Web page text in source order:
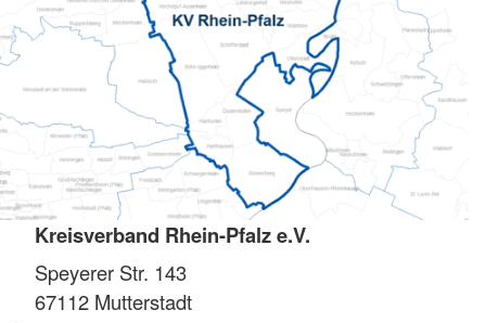
Kreisverband Rhein-Pfalz e.V.
Speyerer Str. 143
67112 Mutterstadt